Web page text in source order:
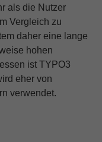
als die Nutzer
Vergleich zu
daher eine lange
hohen
ist TYPO3
eher von
verwendet.